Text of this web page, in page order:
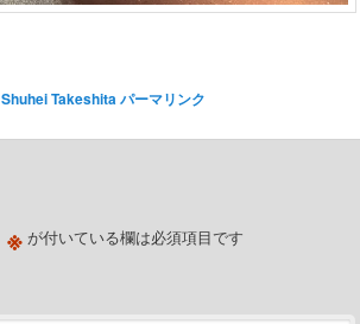
Shuhei Takeshitaパーマリンク
※が付いている欄は必須項目です